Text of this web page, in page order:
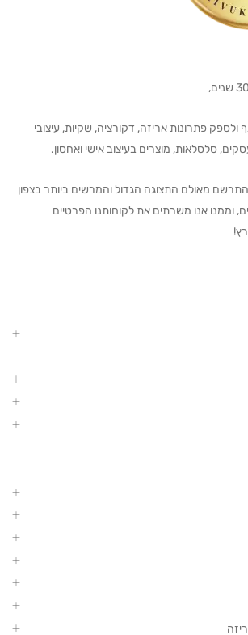
ולספק פתרונות אריזה, דקורציה, שקיות, עיצובי
סלסלאות, מוצרים בעיצוב אישי ואחסון.
מאולם התצוגה הגדול והמרשים ביותר בצפון
על 800 מטרים, וממנו אנו משרתים את לקוחותנו הפרטיים